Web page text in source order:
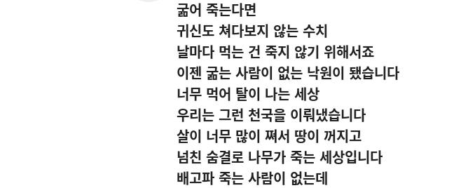
굶어 죽는다면
귀신도 쳐다보지 않는 수치
날마다 먹는 건 죽지 않기 위해서죠
이젠 굶는 사람이 없는 낙원이 됐습니다
너무 먹어 탈이 나는 세상
우리는 그런 천국을 이뤄냈습니다
살이 너무 많이 쪄서 땅이 꺼지고
넘친 숨결로 나무가 죽는 세상입니다
배고파 죽는 사람이 없는데